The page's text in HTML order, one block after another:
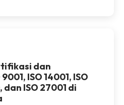
dan
ISO 14001, ISO
dan ISO 27001 di